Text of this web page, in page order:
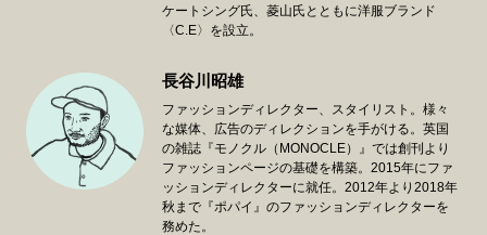
ケートシング氏、菱山氏とともに洋服ブランド
〈C.E〉を設立。
長谷川昭雄
ファッションディレクター、スタイリスト。様々
な媒体、広告のディレクションを手がける。英国
の雑誌『モノクル（MONOCLE）』では創刊より
ファッションページの基礎を構築。2015年にファ
ッションディレクターに就任。2012年より2018年
秋まで『ポパイ』のファッションディレクターを
務めた。